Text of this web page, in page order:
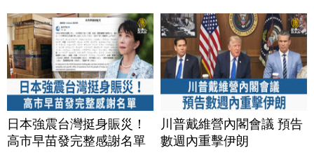
日本強震台灣挺身賑災！
高市早苗發完整感謝名單
川普戴維營內閣會議 預告
數週內重擊伊朗